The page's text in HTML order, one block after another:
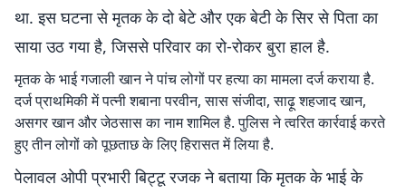
था. इस घटना से मृतक के दो बेटे और एक बेटी के सिर से पिता का
साया उठ गया है, जिससे परिवार का रो-रोकर बुरा हाल है.
मृतक के भाई गजाली खान ने पांच लोगों पर हत्या का मामला दर्ज कराया है.
दर्ज प्राथमिकी में पत्नी शबाना परवीन, सास संजीदा, साढ़ू शहजाद खान,
असगर खान और जेठसास का नाम शामिल है. पुलिस ने त्वरित कार्रवाई करते
हुए तीन लोगों को पूछताछ के लिए हिरासत में लिया है.
पेलावल ओपी प्रभारी बिट्टू रजक ने बताया कि मृतक के भाई के